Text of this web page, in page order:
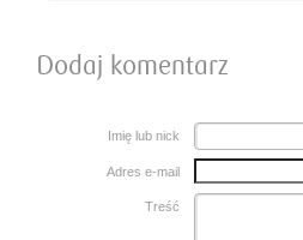
Dodaj komentarz
Imię lub nick
Adres e-mail
Treść